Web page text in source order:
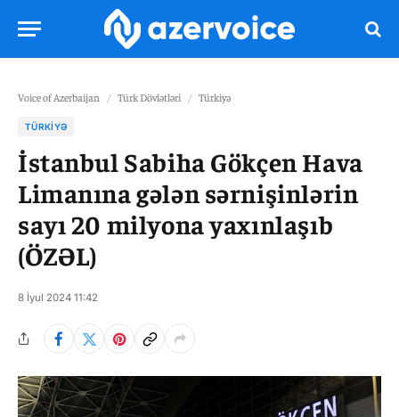
Voice of Azerbaijan / Türk Dövlətləri / Türkiyə
TÜRKIYƏ
İstanbul Sabiha Gökçen Hava
Limanına gələn sərnişinlərin
sayı 20 milyona yaxınlaşıb
(ÖZƏL)
8 İyul 2024 11:42